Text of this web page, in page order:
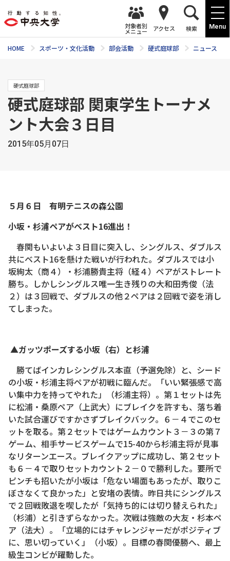
Menu
対象者別
メニュー アクセス 検索
HOME スポーツ・文化活動 部会活動 硬式庭球部 ニュース
硬式庭球部
硬式庭球部 関東学生トーナメ
ント大会３日目
2015年05月07日
５月６日 有明テニスの森公園
小坂・杉浦ペアがベスト16進出！
春関もいよいよ３日目に突入し、シングルス、ダブルス
共にベスト16を懸けた戦いが行われた。ダブルスでは小
坂絢太（商４）・杉浦勝貴主将（経４）ペアがストレート
勝ち。しかしシングルス唯一生き残りの大和田秀俊（法
２）は３回戦で、ダブルスの他２ペアは２回戦で姿を消し
てしまった。
▲ガッツポーズする小坂（右）と杉浦
勝てばインカレシングルス本直（予選免除）と、シード
の小坂・杉浦主将ペアが初戦に臨んだ。「いい緊張感で高
い集中力を持ってやれた」（杉浦主将）。第１セットは先
に松浦・桑原ペア（上武大）にブレイクを許すも、落ち着
いた試合運びですかさずブレイクバック。６－４でこのセ
ットを取る。第２セットではゲームカウント３－３の第７
ゲーム、相手サービスゲームで15-40から杉浦主将が見事
なリターンエース。ブレイクアップに成功し、第２セット
も６－４で取りセットカウント２－０で勝利した。要所で
ピンチも招いたが小坂は「危ない場面もあったが、取りこ
ぼさなくて良かった」と安堵の表情。昨日共にシングルス
で２回戦敗退を喫したが「気持ち的には切り替えられた」
（杉浦）と引きずらなかった。次戦は強敵の大友・杉本ペ
ア（法大）。「立場的にはチャレンジャーだがポジティブ
に、思い切っていく」（小坂）。目標の春関優勝へ、最上
級生コンビが躍動した。